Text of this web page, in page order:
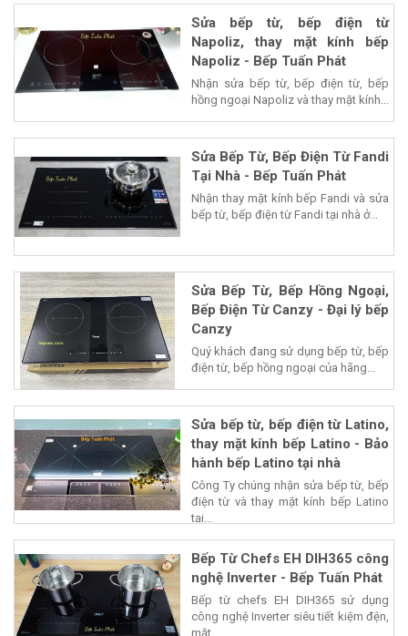
Sửa bếp từ, bếp điện từ
Napoliz, thay mặt kính bếp
Napoliz - Bếp Tuấn Phát
Nhận sửa bếp từ, bếp điện từ, bếp
hồng ngoại Napoliz và thay mặt kính...
Sửa Bếp Từ, Bếp Điện Từ Fandi
Tại Nhà - Bếp Tuấn Phát
Nhận thay mặt kính bếp Fandi và sửa
bếp từ, bếp điện từ Fandi tại nhà ở...
Sửa Bếp Từ, Bếp Hồng Ngoại,
Bếp Điện Từ Canzy - Đại lý bếp
Canzy
Quý khách đang sử dụng bếp từ, bếp
điện từ, bếp hồng ngoại của hãng...
Sửa bếp từ, bếp điện từ Latino,
thay mặt kính bếp Latino - Bảo
hành bếp Latino tại nhà
Công Ty chúng nhận sửa bếp từ, bếp
điện từ và thay mặt kính bếp Latino
tại...
Bếp Từ Chefs EH DIH365 công
nghệ Inverter - Bếp Tuấn Phát
Bếp từ chefs EH DIH365 sử dụng
công nghệ Inverter siêu tiết kiệm đện,
mặt...